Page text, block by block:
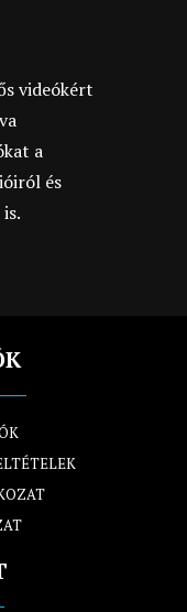
videókért
a
és